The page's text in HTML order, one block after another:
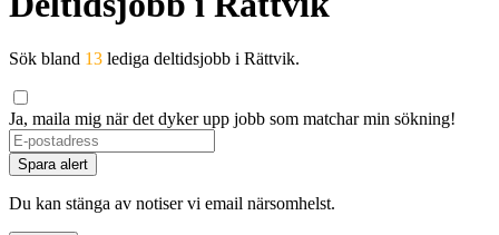
Sök bland 13 lediga deltidsjobb i Rättvik.
Ja, maila mig när det dyker upp jobb som matchar min sökning!
Spara alert
Du kan stänga av notiser vi email närsomhelst.